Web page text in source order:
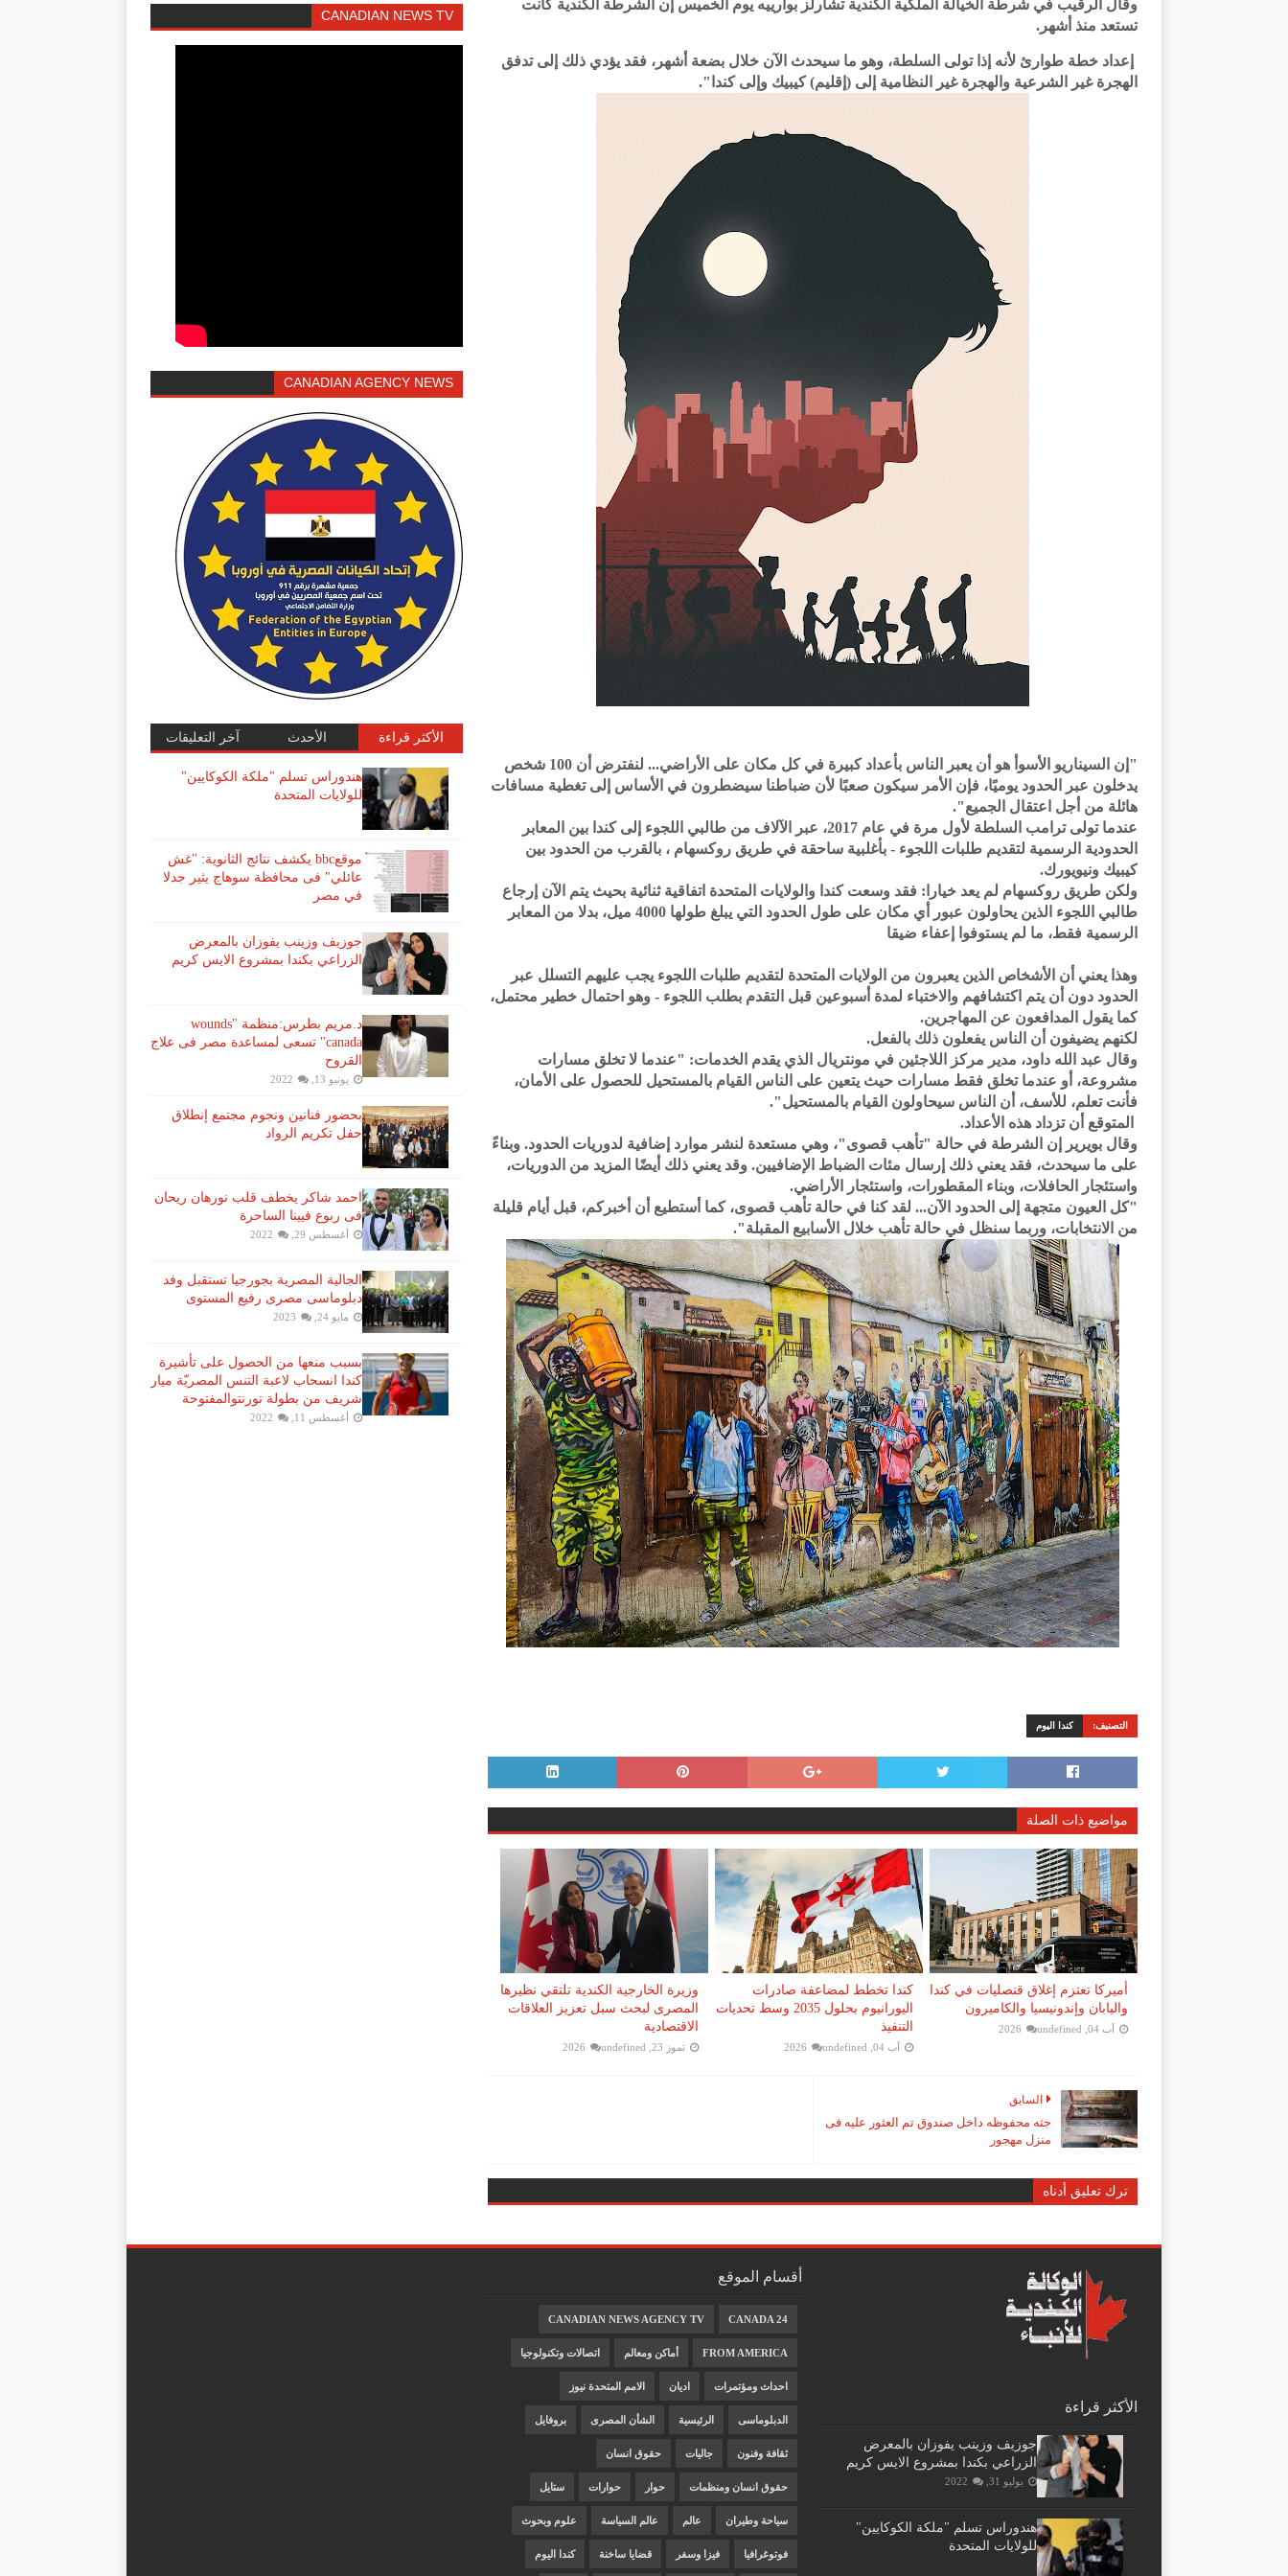
وقال الرقيب في شرطة الخيالة الملكية الكندية تشارلز بوارييه يوم الخميس إن الشرطة الكندية كانت
تستعد منذ أشهر.
إعداد خطة طوارئ لأنه إذا تولى السلطة، وهو ما سيحدث الآن خلال بضعة أشهر، فقد يؤدي ذلك إلى تدفق
الهجرة غير الشرعية والهجرة غير النظامية إلى (إقليم) كيبيك وإلى كندا".
"إن السيناريو الأسوأ هو أن يعبر الناس بأعداد كبيرة في كل مكان على الأراضي... لنفترض أن 100 شخص
يدخلون عبر الحدود يوميًا، فإن الأمر سيكون صعبًا لأن ضباطنا سيضطرون في الأساس إلى تغطية مسافات
هائلة من أجل اعتقال الجميع".
عندما تولى ترامب السلطة لأول مرة في عام 2017، عبر الآلاف من طالبي اللجوء إلى كندا بين المعابر
الحدودية الرسمية لتقديم طلبات اللجوء - بأغلبية ساحقة في طريق روكسهام ، بالقرب من الحدود بين
كيبيك ونيويورك.
ولكن طريق روكسهام لم يعد خيارا: فقد وسعت كندا والولايات المتحدة اتفاقية ثنائية بحيث يتم الآن إرجاع
طالبي اللجوء الذين يحاولون عبور أي مكان على طول الحدود التي يبلغ طولها 4000 ميل، بدلا من المعابر
الرسمية فقط، ما لم يستوفوا إعفاء ضيقا
وهذا يعني أن الأشخاص الذين يعبرون من الولايات المتحدة لتقديم طلبات اللجوء يجب عليهم التسلل عبر
الحدود دون أن يتم اكتشافهم والاختباء لمدة أسبوعين قبل التقدم بطلب اللجوء - وهو احتمال خطير محتمل،
كما يقول المدافعون عن المهاجرين.
لكنهم يضيفون أن الناس يفعلون ذلك بالفعل.
وقال عبد الله داود، مدير مركز اللاجئين في مونتريال الذي يقدم الخدمات: "عندما لا تخلق مسارات
مشروعة، أو عندما تخلق فقط مسارات حيث يتعين على الناس القيام بالمستحيل للحصول على الأمان،
فأنت تعلم، للأسف، أن الناس سيحاولون القيام بالمستحيل".
المتوقع أن تزداد هذه الأعداد.
وقال بويرير إن الشرطة في حالة "تأهب قصوى"، وهي مستعدة لنشر موارد إضافية لدوريات الحدود. وبناءً
على ما سيحدث، فقد يعني ذلك إرسال مئات الضباط الإضافيين. وقد يعني ذلك أيضًا المزيد من الدوريات،
واستئجار الحافلات، وبناء المقطورات، واستئجار الأراضي.
"كل العيون متجهة إلى الحدود الآن... لقد كنا في حالة تأهب قصوى، كما أستطيع أن أخبركم، قبل أيام قليلة
من الانتخابات، وربما سنظل في حالة تأهب خلال الأسابيع المقبلة".
التصنيف: كندا اليوم
مواضيع ذات الصلة
أميركا تعتزم إغلاق قنصليات في كندا
واليابان وإندونيسيا والكاميرون
آب 04, 2026 undefined
كندا تخطط لمضاعفة صادرات
اليورانيوم بحلول 2035 وسط تحديات
التنفيذ
آب 04, 2026 undefined
وزيرة الخارجية الكندية تلتقي نظيرها
المصرى لبحث سبل تعزيز العلاقات
الاقتصادية
تموز 23, 2026 undefined
السابق
جثه محفوظه داخل صندوق تم العثور عليه فى
منزل مهجور
ترك تعليق أدناه
CANADIAN NEWS TV
CANADIAN AGENCY NEWS
الأكثر قراءة الأحدث آخر التعليقات
هندوراس تسلم "ملكة الكوكايين"
للولايات المتحدة
موقعbbc يكشف نتائج الثانوية: "غش
عائلي" فى محافظة سوهاج يثير جدلا
في مصر
جوزيف وزينب يفوزان بالمعرض
الزراعي بكندا بمشروع الايس كريم
د.مريم بطرس:منظمة "wounds
canada" تسعى لمساعدة مصر فى علاج
القروح
يونيو 13, 2022
بحضور فنانين ونجوم مجتمع إنطلاق
حفل تكريم الرواد
احمد شاكر يخطف قلب نورهان ريحان
فى ربوع فيينا الساحرة
أغسطس 29, 2022
الجالية المصرية بجورجيا تستقبل وفد
دبلوماسى مصرى رفيع المستوى
مايو 24, 2023
بسبب منعها من الحصول على تأشيرة
كندا انسحاب لاعبة ​التنس​ المصريّة ​ميار
شريف​ من بطولة ​تورنتو​المفتوحة
أغسطس 11, 2022
الأكثر قراءة
جوزيف وزينب يفوزان بالمعرض
الزراعي بكندا بمشروع الايس كريم
يوليو 31, 2022
هندوراس تسلم "ملكة الكوكايين"
للولايات المتحدة
أقسام الموقع
CANADA 24
CANADIAN NEWS AGENCY TV
FROM AMERICA أماكن ومعالم اتصالات وتكنولوجيا
احداث ومؤتمرات اديان الامم المتحدة نيوز
الدبلوماسى الرئيسية الشأن المصرى بروفايل
ثقافة وفنون جاليات حقوق انسان
حقوق انسان ومنظمات حوار حوارات ستايل
سياحة وطيران عالم عالم السياسة علوم وبحوث
فوتوغرافيا فيزا وسفر قضايا ساخنة كندا اليوم